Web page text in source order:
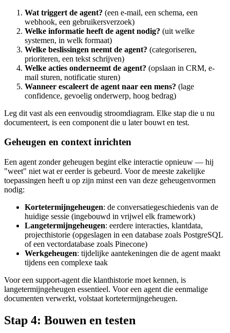
Wat triggert de agent? (een e-mail, een schema, een
webhook, een gebruikersverzoek)
Welke informatie heeft de agent nodig? (uit welke
systemen, in welk formaat)
Welke beslissingen neemt de agent? (categoriseren,
prioriteren, een tekst schrijven)
Welke acties onderneemt de agent? (opslaan in CRM, e-
mail sturen, notificatie sturen)
Wanneer escaleert de agent naar een mens? (lage
confidence, gevoelig onderwerp, hoog bedrag)
Leg dit vast als een eenvoudig stroomdiagram. Elke stap die u nu
documenteert, is een component die u later bouwt en test.
Geheugen en context inrichten
Een agent zonder geheugen begint elke interactie opnieuw — hij
"weet" niet wat er eerder is gebeurd. Voor de meeste zakelijke
toepassingen heeft u op zijn minst een van deze geheugenvormen
nodig:
Kortetermijngeheugen: de conversatiegeschiedenis van de
huidige sessie (ingebouwd in vrijwel elk framework)
Langetermijngeheugen: eerdere interacties, klantdata,
projecthistorie (opgeslagen in een database zoals PostgreSQL
of een vectordatabase zoals Pinecone)
Werkgeheugen: tijdelijke aantekeningen die de agent maakt
tijdens een complexe taak
Voor een support-agent die klanthistorie moet kennen, is
langetermijngeheugen essentieel. Voor een agent die eenmalige
documenten verwerkt, volstaat kortetermijngeheugen.
Stap 4: Bouwen en testen